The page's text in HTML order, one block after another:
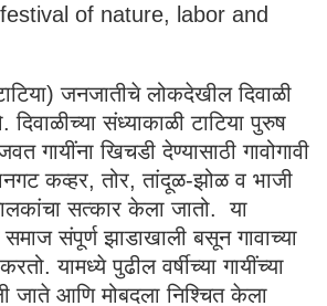
festival of nature, labor and
जनजातीचे लोकदेखील दिवाळी
संध्याकाळी टाटिया पुरुष
गायींना खिचडी देण्यासाठी गावोगावी
कव्हर, तोर, तांदूळ-झोळ व भाजी
सत्कार केला जातो. या
संपूर्ण झाडाखाली बसून गावाच्या
यामध्ये पुढील वर्षीच्या गायींच्या
जाते आणि मोबदला निश्चित केला